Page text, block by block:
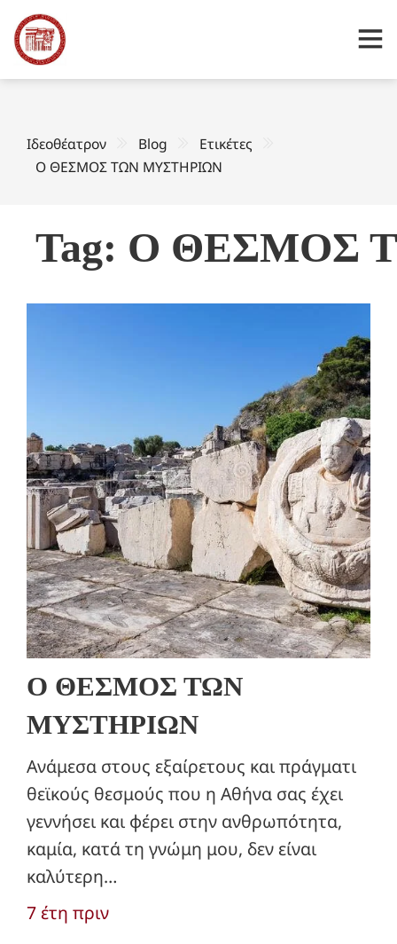
Ιδεοθέατρον Blog
Ετικέτες
Ο ΘΕΣΜΟΣ ΤΩΝ ΜΥΣΤΗΡΙΩΝ
Tag: Ο ΘΕΣΜΟΣ
Ο ΘΕΣΜΟΣ ΤΩΝ
ΜΥΣΤΗΡΙΩΝ
Ανάμεσα στους εξαίρετους και πράγματι
θεϊκούς θεσμούς που η Αθήνα σας έχει
γεννήσει και φέρει στην ανθρωπότητα,
καμία, κατά τη γνώμη μου, δεν είναι
καλύτερη…
7 έτη πριν